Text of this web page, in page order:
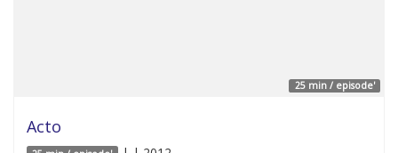
25 min / episode'
Acto